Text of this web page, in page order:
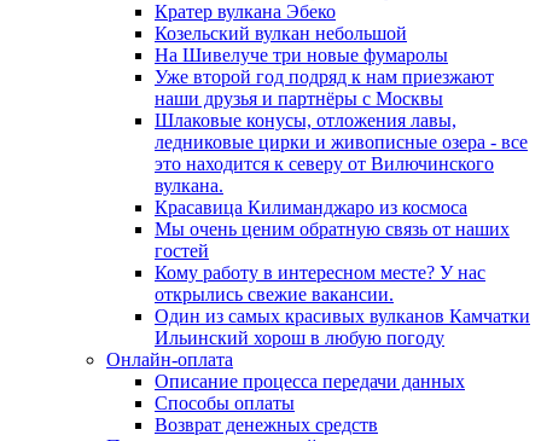
Кратер вулкана Эбеко
Козельский вулкан небольшой
На Шивелуче три новые фумаролы
Уже второй год подряд к нам приезжают
наши друзья и партнёры с Москвы
Шлаковые конусы, отложения лавы,
ледниковые цирки и живописные озера - все
это находится к северу от Вилючинского
вулкана.
Красавица Килиманджаро из космоса
Мы очень ценим обратную связь от наших
гостей
Кому работу в интересном месте? У нас
открылись свежие вакансии.
Один из самых красивых вулканов Камчатки
Ильинский хорош в любую погоду
Онлайн-оплата
Описание процесса передачи данных
Способы оплаты
Возврат денежных средств